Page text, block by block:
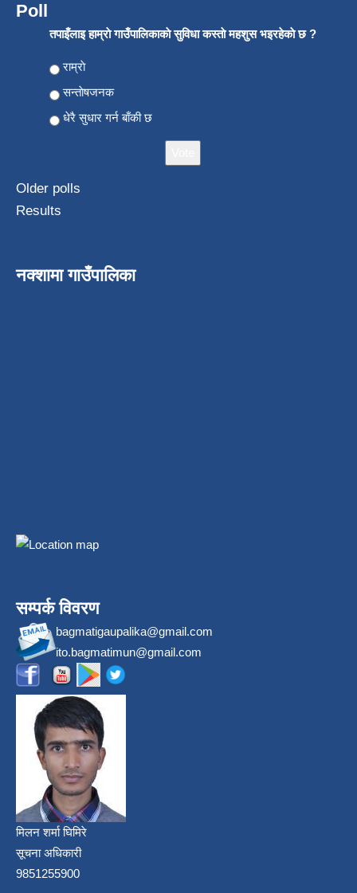
Poll
तपाइँलाइ हाम्राे गाउँपालिकाकाे सुविधा कस्ताे महशुस भइरहेकाे छ ?
Choices
राम्राे
सन्ताेषजनक
धेरै सुधार गर्न बाँकी छ
Older polls
Results
नक्शामा गाउँपालिका
सम्पर्क विवरण
bagmatigaupalika@gmail.com
ito.bagmatimun@gmail.com
मिलन शर्मा घिमिरे
सूचना अधिकारी
9851255900